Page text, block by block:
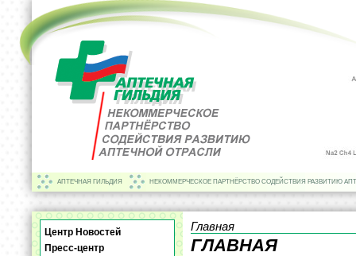
АПТЕЧНАЯ ГИЛЬДИЯ НЕКОММЕРЧЕСКОЕ ПАРТНЁРСТВО СОДЕЙСТВИЯ РАЗВИТИЮ
Центр Новостей
Пресс-центр
Главная
ГЛАВНАЯ